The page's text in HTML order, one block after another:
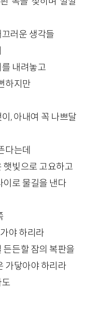
러운 생각들
내려놓고
하지만
, 아내여 꼭 나쁘달
다는데
햇빛으로 고요하고
이로 물길을 낸다
야 하리라
든든할 잠의 복판을
가닿아야 하리라